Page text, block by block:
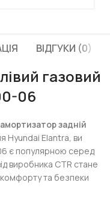
ВІДГУКИ (0)
газовий
06
амортизатор задній
Hyundai Elantra, ви
є популярною серед
виробника CTR стане
та безпеки